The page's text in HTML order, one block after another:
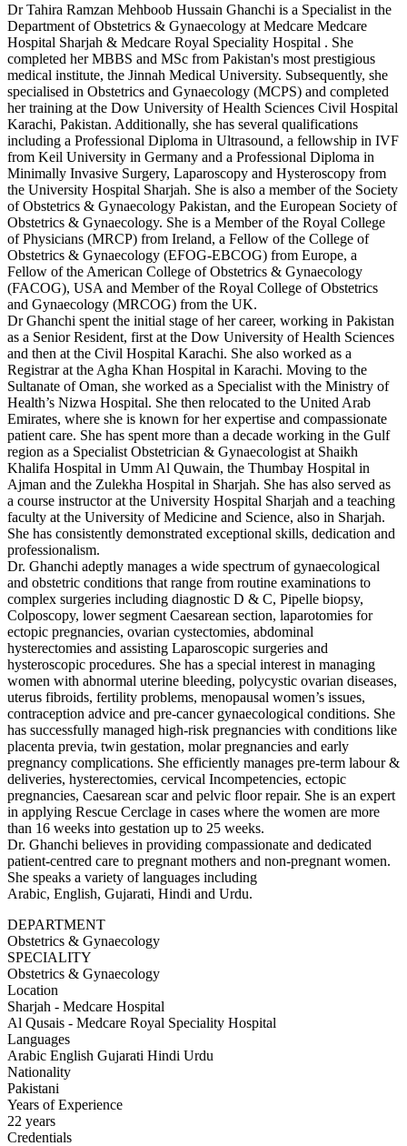
Dr Tahira Ramzan Mehboob Hussain Ghanchi is a Specialist in the
Department of Obstetrics & Gynaecology at Medcare Medcare
Hospital Sharjah & Medcare Royal Speciality Hospital . She
completed her MBBS and MSc from Pakistan's most prestigious
medical institute, the Jinnah Medical University. Subsequently, she
specialised in Obstetrics and Gynaecology (MCPS) and completed
her training at the Dow University of Health Sciences Civil Hospital
Karachi, Pakistan. Additionally, she has several qualifications
including a Professional Diploma in Ultrasound, a fellowship in IVF
from Keil University in Germany and a Professional Diploma in
Minimally Invasive Surgery, Laparoscopy and Hysteroscopy from
the University Hospital Sharjah. She is also a member of the Society
of Obstetrics & Gynaecology Pakistan, and the European Society of
Obstetrics & Gynaecology. She is a Member of the Royal College
of Physicians (MRCP) from Ireland, a Fellow of the College of
Obstetrics & Gynaecology (EFOG-EBCOG) from Europe, a
Fellow of the American College of Obstetrics & Gynaecology
(FACOG), USA and Member of the Royal College of Obstetrics
and Gynaecology (MRCOG) from the UK.
Dr Ghanchi spent the initial stage of her career, working in Pakistan
as a Senior Resident, first at the Dow University of Health Sciences
and then at the Civil Hospital Karachi. She also worked as a
Registrar at the Agha Khan Hospital in Karachi. Moving to the
Sultanate of Oman, she worked as a Specialist with the Ministry of
Health’s Nizwa Hospital. She then relocated to the United Arab
Emirates, where she is known for her expertise and compassionate
patient care. She has spent more than a decade working in the Gulf
region as a Specialist Obstetrician & Gynaecologist at Shaikh
Khalifa Hospital in Umm Al Quwain, the Thumbay Hospital in
Ajman and the Zulekha Hospital in Sharjah. She has also served as
a course instructor at the University Hospital Sharjah and a teaching
faculty at the University of Medicine and Science, also in Sharjah.
She has consistently demonstrated exceptional skills, dedication and
professionalism.
Dr. Ghanchi adeptly manages a wide spectrum of gynaecological
and obstetric conditions that range from routine examinations to
complex surgeries including diagnostic D & C, Pipelle biopsy,
Colposcopy, lower segment Caesarean section, laparotomies for
ectopic pregnancies, ovarian cystectomies, abdominal
hysterectomies and assisting Laparoscopic surgeries and
hysteroscopic procedures. She has a special interest in managing
women with abnormal uterine bleeding, polycystic ovarian diseases,
uterus fibroids, fertility problems, menopausal women’s issues,
contraception advice and pre-cancer gynaecological conditions. She
has successfully managed high-risk pregnancies with conditions like
placenta previa, twin gestation, molar pregnancies and early
pregnancy complications. She efficiently manages pre-term labour &
deliveries, hysterectomies, cervical Incompetencies, ectopic
pregnancies, Caesarean scar and pelvic floor repair. She is an expert
in applying Rescue Cerclage in cases where the women are more
than 16 weeks into gestation up to 25 weeks.
Dr. Ghanchi believes in providing compassionate and dedicated
patient-centred care to pregnant mothers and non-pregnant women.
She speaks a variety of languages including
Arabic, English, Gujarati, Hindi and Urdu.
DEPARTMENT
Obstetrics & Gynaecology
SPECIALITY
Obstetrics & Gynaecology
Location
Sharjah - Medcare Hospital
Al Qusais - Medcare Royal Speciality Hospital
Languages
Arabic English Gujarati Hindi Urdu
Nationality
Pakistani
Years of Experience
22 years
Credentials